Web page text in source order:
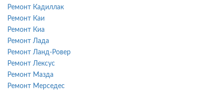
Ремонт Кадиллак
Ремонт Каи
Ремонт Киа
Ремонт Лада
Ремонт Ланд-Ровер
Ремонт Лексус
Ремонт Мазда
Ремонт Мерседес